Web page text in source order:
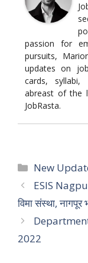
passion for
pursuits,
updates on
cards,
abreast of the
JobRasta.
Categories
New
ESIS
विमा संस्था,
2022